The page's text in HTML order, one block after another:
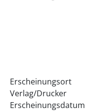
Erscheinungsort
Verlag/Drucker
Erscheinungsdatum